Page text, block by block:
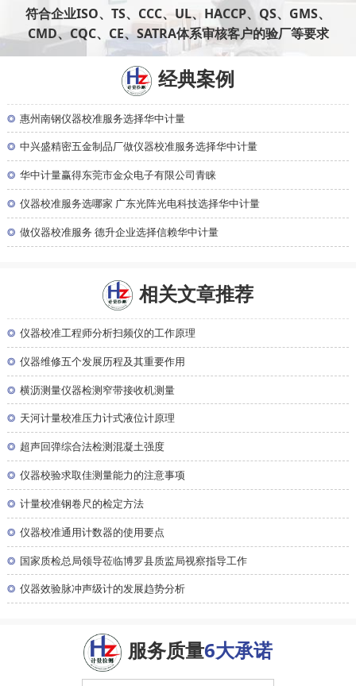
符合企业ISO、TS、CCC、UL、HACCP、QS、GMS、
CMD、CQC、CE、SATRA体系审核客户的验厂等要求
经典案例
◎ 惠州南钢仪器校准服务选择华中计量
◎ 中兴盛精密五金制品厂做仪器校准服务选择华中计量
◎ 华中计量赢得东莞市金众电子有限公司青睐
◎ 仪器校准服务选哪家 广东光阵光电科技选择华中计量
◎ 做仪器校准服务 德升企业选择信赖华中计量
相关文章推荐
◎ 仪器校准工程师分析扫频仪的工作原理
◎ 仪器维修五个发展历程及其重要作用
◎ 横沥测量仪器检测窄带接收机测量
◎ 天河计量校准压力计式液位计原理
◎ 超声回弹综合法检测混凝土强度
◎ 仪器校验求取佳测量能力的注意事项
◎ 计量校准钢卷尺的检定方法
◎ 仪器校准通用计数器的使用要点
◎ 国家质检总局领导莅临博罗县质监局视察指导工作
◎ 仪器效验脉冲声级计的发展趋势分析
服务质量6大承诺